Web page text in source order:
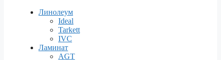
Линолеум
Ideal
Tarkett
IVC
Ламинат
AGT